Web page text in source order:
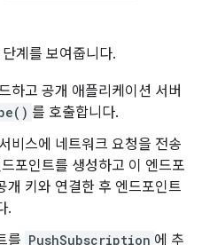
계를 보여줍니다.
하고 공개 애플리케이션 서버
를 호출합니다.
비스에 네트워크 요청을 전송
포인트를 생성하고 이 엔드포
개 키와 연결한 후 엔드포인트
.
를 PushSubscription 에 추